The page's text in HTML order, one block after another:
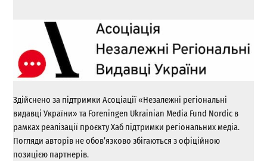
Здійснено за підтримки Асоціації «Незалежні регіональні
видавці України» та Foreningen Ukrainian Media Fund Nordic в
рамках реалізації проєкту Хаб підтримки регіональних медіа.
Погляди авторів не обов’язково збігаються з офіційною
позицією партнерів.